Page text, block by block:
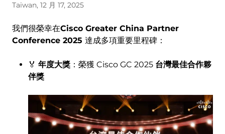
Taiwan, 12 月 17, 2025
我們很榮幸在Cisco Greater China Partner
Conference 2025 達成多項重要里程碑：
🏅 年度大獎 ：榮獲 Cisco GC 2025 台灣最佳合作夥
伴獎
Image